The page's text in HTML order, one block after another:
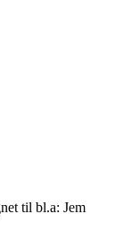
til bl.a: Jem